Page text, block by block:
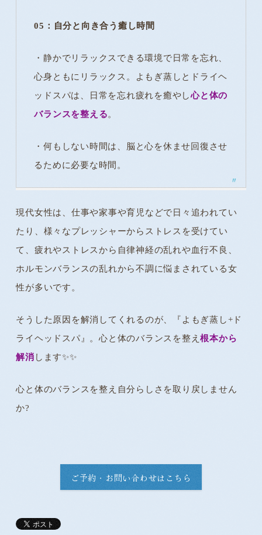
05：自分と向き合う癒し時間
・静かでリラックスできる環境で日常を忘れ、
心身ともにリラックス。よもぎ蒸しとドライヘ
ッドスパは、日常を忘れ疲れを癒やし心と体の
バランスを整える。
・何もしない時間は、脳と心を休ませ回復させ
るために必要な時間。
現代女性は、仕事や家事や育児などで日々追われてい
たり、様々なプレッシャーからストレスを受けてい
て、疲れやストレスから自律神経の乱れや血行不良、
ホルモンバランスの乱れから不調に悩まされている女
性が多いです。
そうした原因を解消してくれるのが、『よもぎ蒸し+ド
ライヘッドスパ』。心と体のバランスを整え根本から
解消 します✨️✨️
心と体のバランスを整え自分らしさを取り戻しません
か?
ご予約・お問い合わせはこちら